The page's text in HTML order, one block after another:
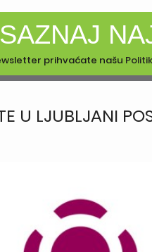
prihvaćate našu
U LJUBLJANI